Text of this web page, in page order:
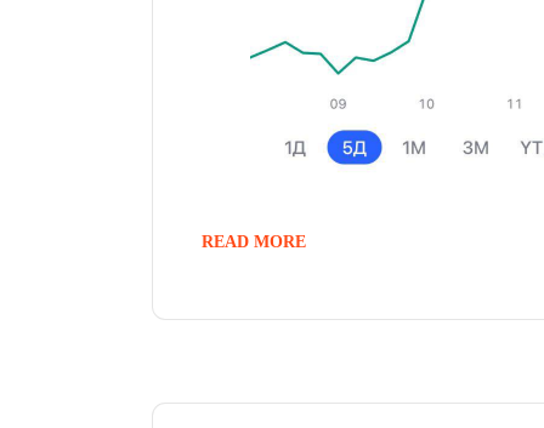
READ MORE